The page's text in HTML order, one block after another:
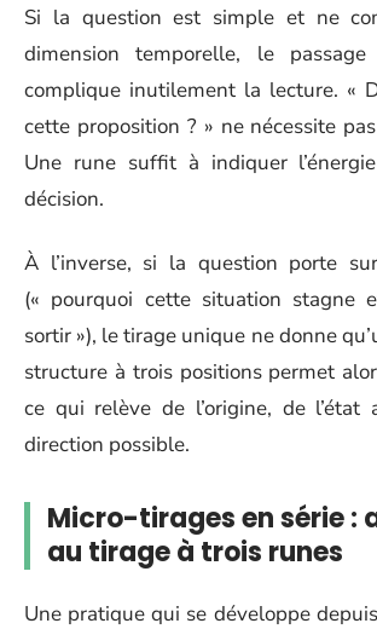
Si la question est simple et ne
dimension temporelle, le
complique inutilement la lecture. «
cette proposition ? » ne nécessite
Une rune suffit à indiquer
décision.
À l’inverse, si la question porte
(« pourquoi cette situation stagne
sortir »), le tirage unique ne donne
structure à trois positions permet
ce qui relève de l’origine, de
direction possible.
Micro-tirages en série :
au tirage à trois runes
Une pratique qui se développe